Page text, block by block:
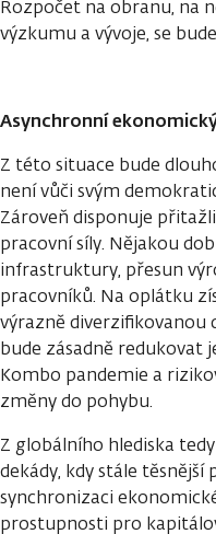
Rozpočet na obranu, na
výzkumu a vývoje, se
Asynchronní
Z této situace bude
není vůči svým
Zároveň disponuje
pracovní síly. Nějakou
infrastruktury, přesun
pracovníků. Na oplátku
výrazně diverzifikovanou
bude zásadně redukovat
Kombo pandemie a
změny do pohybu.
Z globálního hlediska
dekády, kdy stále těsnější
synchronizaci
prostupnosti pro